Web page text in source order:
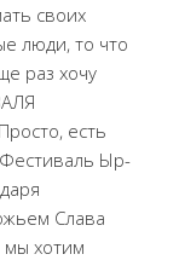
своих
люди, то что
раз хочу
есть
Ыр-
Слава
мы хотим